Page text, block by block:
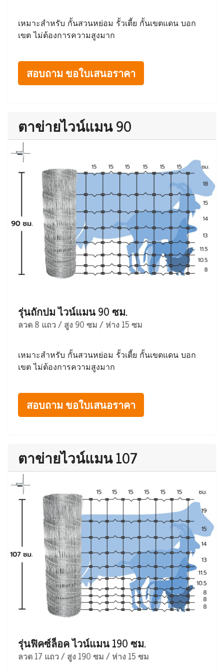
เหมาะสำหรับ กั้นสวนหย่อม รั้วเตี้ย กั้นเขตแดน บอก
เขต ไม่ต้องการความสูงมาก
สอบถาม ขอใบเสนอราคา
ตาข่ายไวน์แมน 90
รุ่นถักปม ไวน์แมน 90 ซม.
ลวด 8 แถว / สูง 90 ซม / ห่าง 15 ซม
เหมาะสำหรับ กั้นสวนหย่อม รั้วเตี้ย กั้นเขตแดน บอก
เขต ไม่ต้องการความสูงมาก
สอบถาม ขอใบเสนอราคา
ตาข่ายไวน์แมน 107
รุ่นฟิคซ์ล็อค ไวน์แมน 190 ซม.
ลวด 17 แถว / สูง 190 ซม / ห่าง 15 ซม